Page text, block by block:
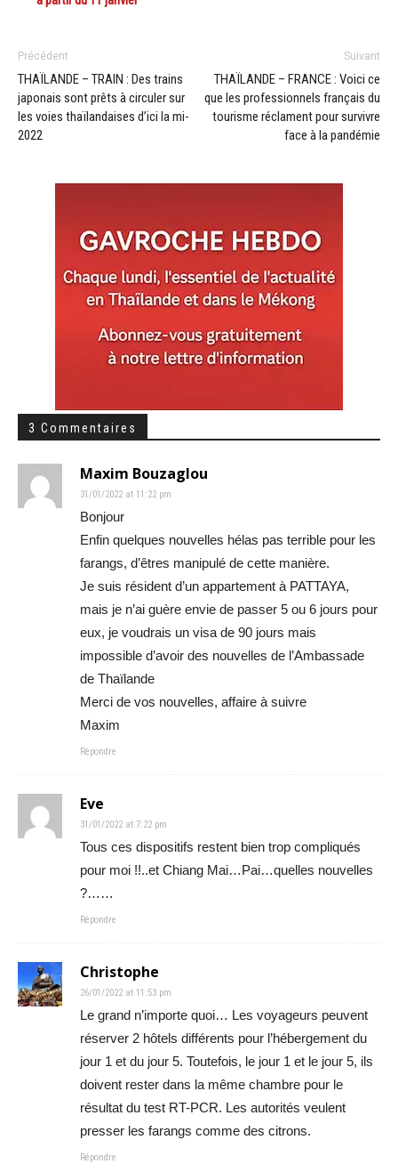
Précédent
THAÏLANDE – TRAIN : Des trains
japonais sont prêts à circuler sur
les voies thaïlandaises d’ici la mi-
2022
Suivant
THAÏLANDE – FRANCE : Voici ce
que les professionnels français du
tourisme réclament pour survivre
face à la pandémie
3 Commentaires
Maxim Bouzaglou
31/01/2022 at 11:22 pm
Bonjour
Enfin quelques nouvelles hélas pas terrible pour les
farangs, d’êtres manipulé de cette manière.
Je suis résident d’un appartement à PATTAYA,
mais je n’ai guère envie de passer 5 ou 6 jours pour
eux, je voudrais un visa de 90 jours mais
impossible d’avoir des nouvelles de l’Ambassade
de Thaïlande
Merci de vos nouvelles, affaire à suivre
Maxim
Répondre
Eve
31/01/2022 at 7:22 pm
Tous ces dispositifs restent bien trop compliqués
pour moi !!..et Chiang Mai…Pai…quelles nouvelles
?……
Répondre
Christophe
26/01/2022 at 11:53 pm
Le grand n’importe quoi… Les voyageurs peuvent
réserver 2 hôtels différents pour l’hébergement du
jour 1 et du jour 5. Toutefois, le jour 1 et le jour 5, ils
doivent rester dans la même chambre pour le
résultat du test RT-PCR. Les autorités veulent
presser les farangs comme des citrons.
Répondre